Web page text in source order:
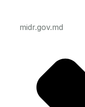
midr.gov.md